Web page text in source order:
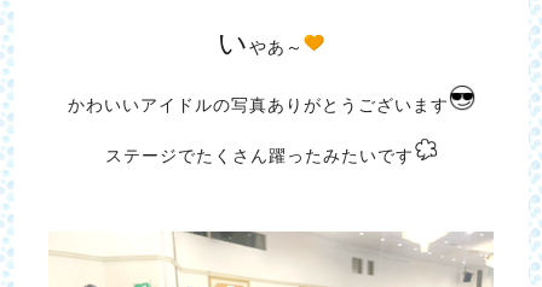
いやあ～
かわいいアイドルの写真ありがとうございます
ステージでたくさん躍ったみたいです